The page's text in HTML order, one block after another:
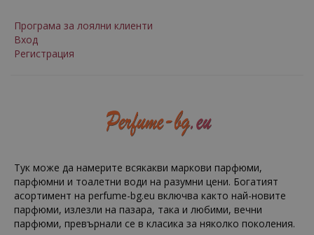
Програма за лоялни клиенти
Вход
Регистрация
Тук може да намерите всякакви маркови парфюми,
парфюмни и тоалетни води на разумни цени. Богатият
асортимент на perfume-bg.eu включва както най-новите
парфюми, излезли на пазара, така и любими, вечни
парфюми, превърнали се в класика за няколко поколения.